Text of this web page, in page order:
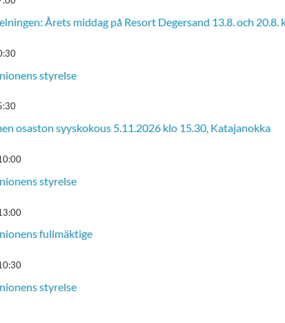
Årets middag på Resort Degersand 13.8. och 20.8.
styrelse
osaston syyskokous 5.11.2026 klo 15.30, Katajanokka
styrelse
fullmäktige
styrelse